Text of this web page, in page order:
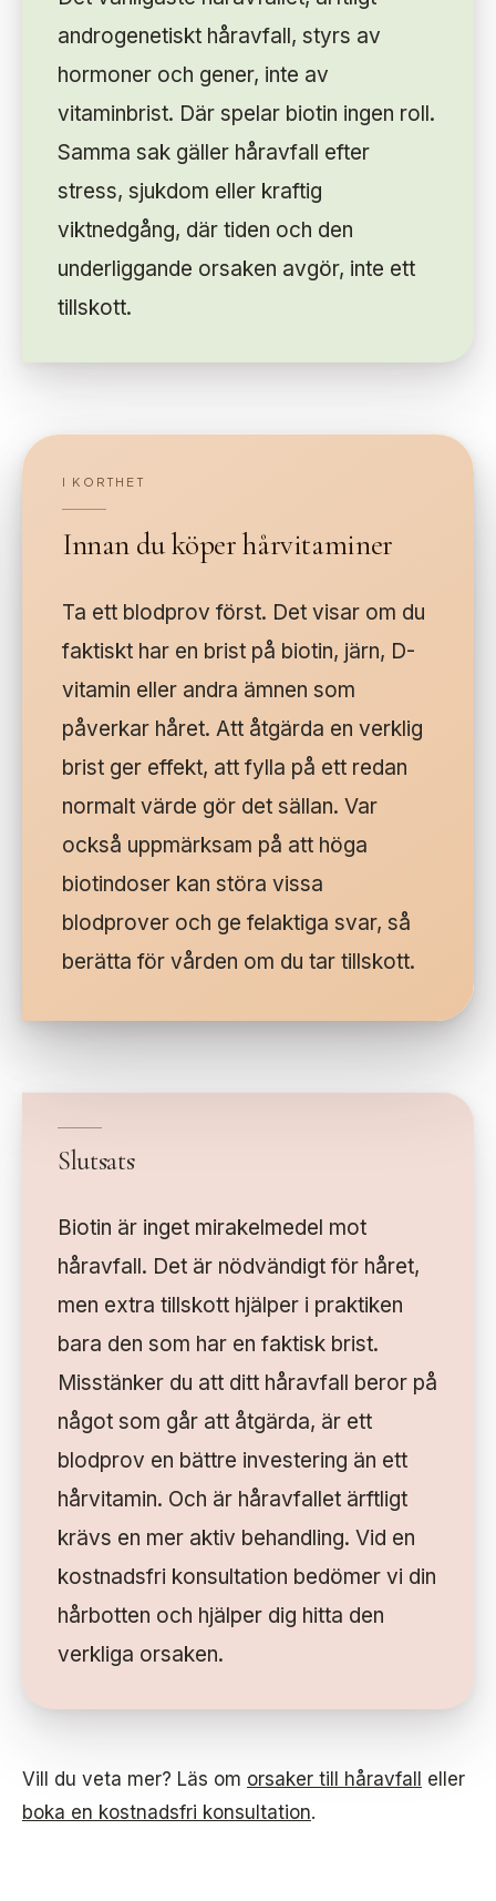
androgenetiskt håravfall, styrs av
hormoner och gener, inte av
vitaminbrist. Där spelar biotin ingen roll.
Samma sak gäller håravfall efter
stress, sjukdom eller kraftig
viktnedgång, där tiden och den
underliggande orsaken avgör, inte ett
tillskott.
I KORTHET
Innan du köper hårvitaminer
Ta ett blodprov först. Det visar om du
faktiskt har en brist på biotin, järn, D-
vitamin eller andra ämnen som
påverkar håret. Att åtgärda en verklig
brist ger effekt, att fylla på ett redan
normalt värde gör det sällan. Var
också uppmärksam på att höga
biotindoser kan störa vissa
blodprover och ge felaktiga svar, så
berätta för vården om du tar tillskott.
Slutsats
Biotin är inget mirakelmedel mot
håravfall. Det är nödvändigt för håret,
men extra tillskott hjälper i praktiken
bara den som har en faktisk brist.
Misstänker du att ditt håravfall beror på
något som går att åtgärda, är ett
blodprov en bättre investering än ett
hårvitamin. Och är håravfallet ärftligt
krävs en mer aktiv behandling. Vid en
kostnadsfri konsultation bedömer vi din
hårbotten och hjälper dig hitta den
verkliga orsaken.
Vill du veta mer? Läs om orsaker till håravfall
eller
boka en kostnadsfri konsultation.